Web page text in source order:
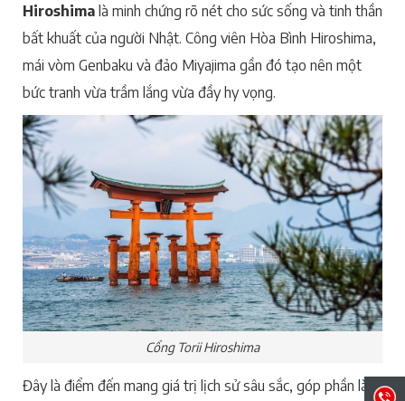
Hiroshima là minh chứng rõ nét cho sức sống và tinh thần
bất khuất của người Nhật. Công viên Hòa Bình Hiroshima,
mái vòm Genbaku và đảo Miyajima gần đó tạo nên một
bức tranh vừa trầm lắng vừa đầy hy vọng.
Cổng Torii Hiroshima
Đây là điểm đến mang giá trị lịch sử sâu sắc, góp phần làm